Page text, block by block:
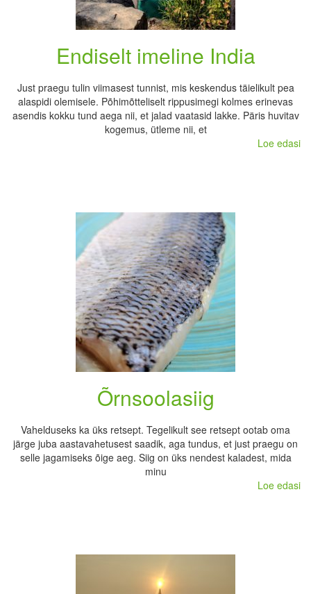
Endiselt imeline India
Just praegu tulin viimasest tunnist, mis keskendus täielikult pea
alaspidi olemisele. Põhimõtteliselt rippusimegi kolmes erinevas
asendis kokku tund aega nii, et jalad vaatasid lakke. Päris huvitav
kogemus, ütleme nii, et
Loe edasi
Õrnsoolasiig
Vahelduseks ka üks retsept. Tegelikult see retsept ootab oma
järge juba aastavahetusest saadik, aga tundus, et just praegu on
selle jagamiseks õige aeg. Siig on üks nendest kaladest, mida
minu
Loe edasi